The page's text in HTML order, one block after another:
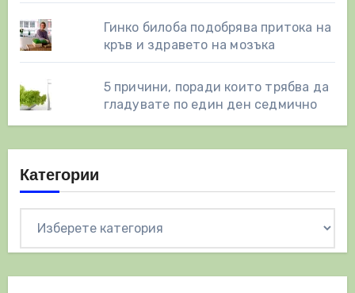
Гинко билоба подобрява притока на
кръв и здравето на мозъка
5 причини, поради които трябва да
гладувате по един ден седмично
Категории